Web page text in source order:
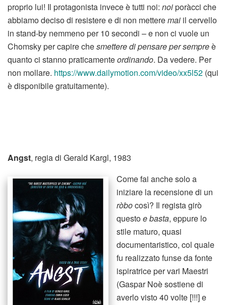
proprio lui! Il protagonista invece è tutti noi: noiporàcci che
abbiamo deciso di resistere e di non metteremai il cervello
in stand-by nemmeno per 10 secondi – e non ci vuole un
Chomsky per capire chesmettere di pensare per sempreè
quanto ci stanno praticamenteordinando. Da vedere. Per
non mollare. https://www.dailymotion.com/video/xx5l52 (qui
è disponibile gratuitamente).
Angst, regia di Gerald Kargl, 1983
Come fai anche solo a
iniziare la recensione di un
ròbocosì? Il regista girò
questoe basta, eppure lo
stile maturo, quasi
documentaristico, col quale
fu realizzato funse da fonte
ispiratrice per vari Maestri
(Gaspar Noè sostiene di
averlo visto 40 volte [!!!] e